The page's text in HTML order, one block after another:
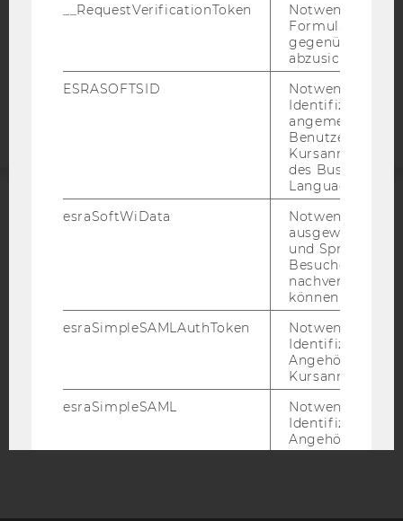
Barrierefreiheitserklärung
Webseite
ACCREDITED BY:
__RequestVerificationToken
Notwendig, um
gegenüber
abzusichern.
ESRASOFTSID
Notwendig zur
Identifizierung
angemeldeten
Benutzers im
des Business
Language
esraSoftWiData
Notwendig um
ausgewählte
und
Besuchers
nachverfolgen
können.
esraSimpleSAMLAuthToken
Notwendig zur
Identifizierung
Angehörige/r für
Kursanmeldung.
esraSimpleSAML
Notwendig zur
Identifizierung
Angehörige/r für